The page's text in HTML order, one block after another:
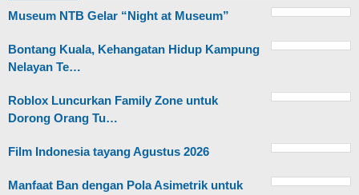
Museum NTB Gelar “Night at Museum”
Bontang Kuala, Kehangatan Hidup Kampung
Nelayan Te…
Roblox Luncurkan Family Zone untuk
Dorong Orang Tu…
Film Indonesia tayang Agustus 2026
Manfaat Ban dengan Pola Asimetrik untuk